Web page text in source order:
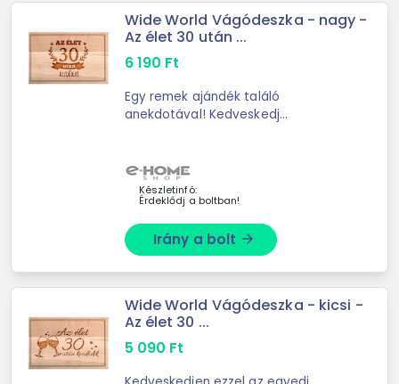
Wide World Vágódeszka - nagy -
Az élet 30 után ...
6 190 Ft
Egy remek ajándék találó
anekdotával! Kedveskedj
remek ajándékkal! -Anyaga: B
Készletinfó:
Érdeklődj a boltban!
Irány a bolt arrow_forward
Wide World Vágódeszka - kicsi -
Az élet 30 ...
5 090 Ft